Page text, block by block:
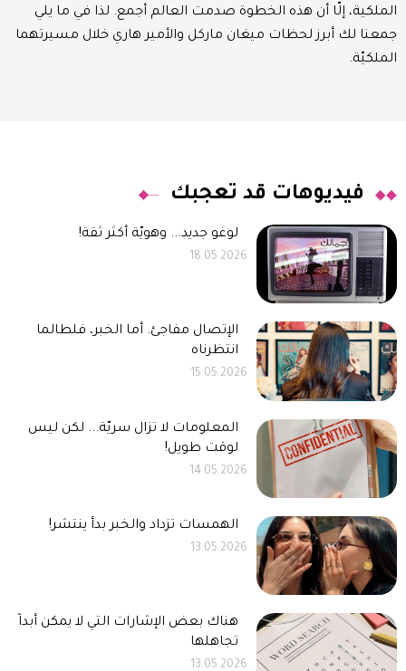
الملكية، إلّا أن هذه الخطوة صدمت العالم أجمع. لذا في ما يلي
جمعنا لك أبرز لحظات ميغان ماركل والأمير هاري خلال مسيرتهما
الملكيّة.
فيديوهات قد تعجبك
لوغو جديد... وهويّة أكثر ثقة!
18.05.2026
الإتصال مفاجئ. أما الخبر، فلطالما
انتظرناه
15.05.2026
المعلومات لا تزال سريّة... لكن ليس
لوقت طويل!
14.05.2026
الهمسات تزداد والخبر بدأ ينتشر!
13.05.2026
هناك بعض الإشارات التي لا يمكن أبداً
تجاهلها
13.05.2026